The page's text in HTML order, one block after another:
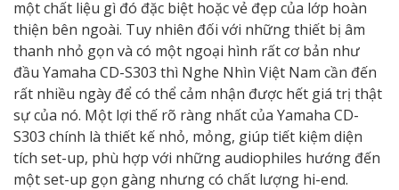
một chất liệu gì đó đặc biệt hoặc vẻ đẹp của lớp hoàn
thiện bên ngoài. Tuy nhiên đối với những thiết bị âm
thanh nhỏ gọn và có một ngoại hình rất cơ bản như
đầu Yamaha CD-S303 thì Nghe Nhìn Việt Nam cần đến
rất nhiều ngày để có thể cảm nhận được hết giá trị thật
sự của nó. Một lợi thế rõ ràng nhất của Yamaha CD-
S303 chính là thiết kế nhỏ, mỏng, giúp tiết kiệm diện
tích set-up, phù hợp với những audiophiles hướng đến
một set-up gọn gàng nhưng có chất lượng hi-end.